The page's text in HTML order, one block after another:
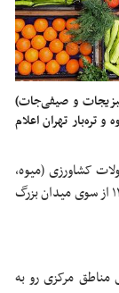
و صیفی‌جات)
بزرگ میوه و تره‌بار تهران اعلام
کشاورزی (میوه،
سبزیجات و صیفی‌جات) برای هفته جاری ۹ تا ۱۵ تیر ۱۴۰۴ از سوی میدان بزرگ
مناطق مرکزی رو به